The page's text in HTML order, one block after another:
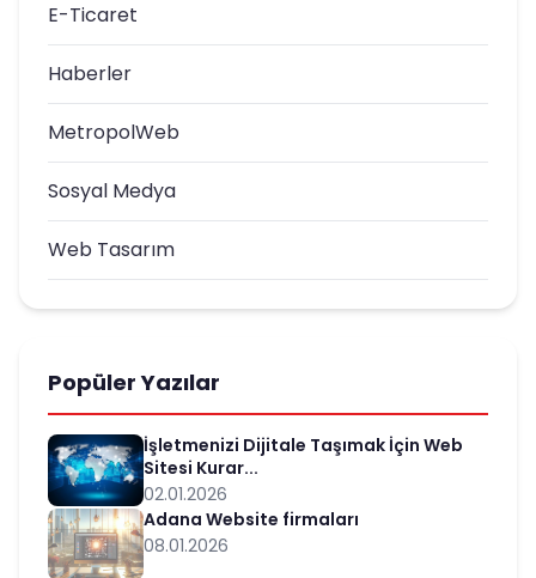
E-Ticaret
Haberler
MetropolWeb
Sosyal Medya
Web Tasarım
Popüler Yazılar
İşletmenizi Dijitale Taşımak İçin Web
Sitesi Kurar...
02.01.2026
Adana Website firmaları
08.01.2026